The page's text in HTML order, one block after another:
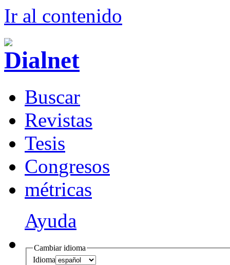
Ir al contenido
Buscar
Revistas
Tesis
Congresos
métricas
Ayuda
Cambiar idioma
Idioma